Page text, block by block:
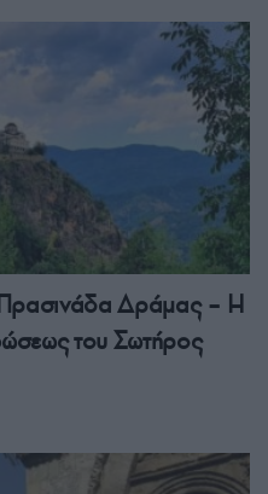
Πρασινάδα Δράμας – Η
του Σωτήρος